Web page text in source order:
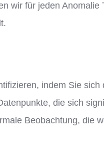
wir für jeden
indem Sie
die sich
Beobachtung, die